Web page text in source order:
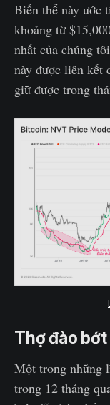
Biến thể này ước
khoảng từ
nhất của chúng
này được liên kết
giữ được trong
Thợ đào
Một trong những
trong 12 tháng